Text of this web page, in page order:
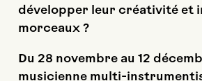
développer leur créativité et
morceaux ?
Du 28 novembre au 12
musicienne multi-